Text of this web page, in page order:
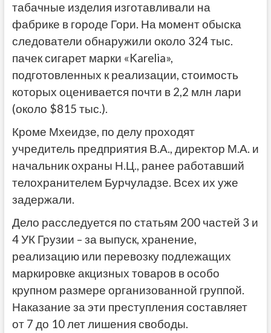
табачные изделия изготавливали на
фабрике в городе Гори. На момент обыска
следователи обнаружили около 324 тыс.
пачек сигарет марки «Karelia»,
подготовленных к реализации, стоимость
которых оценивается почти в 2,2 млн лари
(около $815 тыс.).
Кроме Мхеидзе, по делу проходят
учредитель предприятия В.А., директор М.А. и
начальник охраны Н.Ц., ранее работавший
телохранителем Бурчуладзе. Всех их уже
задержали.
Дело расследуется по статьям 200 частей 3 и
4 УК Грузии – за выпуск, хранение,
реализацию или перевозку подлежащих
маркировке акцизных товаров в особо
крупном размере организованной группой.
Наказание за эти преступления составляет
от 7 до 10 лет лишения свободы.